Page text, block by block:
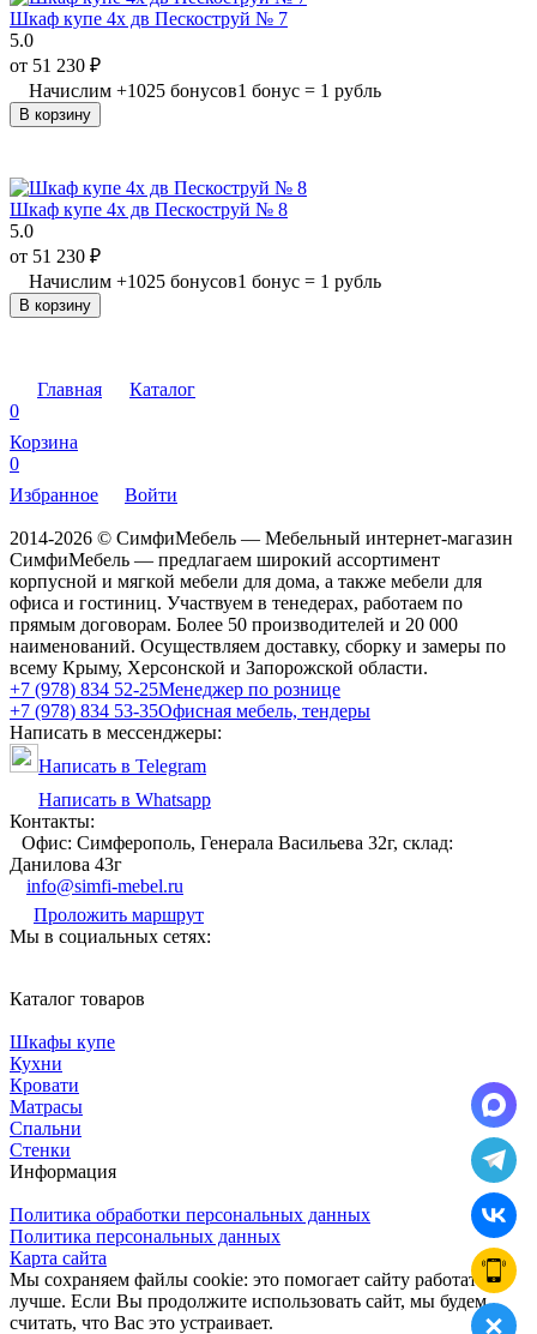
Шкаф купе 4х дв Пескоструй № 7
5.0
от 51 230 ₽
Начислим +1025 бонусов1 бонус = 1 рубль
В корзину
Шкаф купе 4х дв Пескоструй № 8
5.0
от 51 230 ₽
Начислим +1025 бонусов1 бонус = 1 рубль
В корзину
Главная
Каталог
0
Корзина
0
Избранное
Войти
2014-2026 © СимфиМебель — Мебельный интернет-магазин
СимфиМебель — предлагаем широкий ассортимент
корпусной и мягкой мебели для дома, а также мебели для
офиса и гостиниц. Участвуем в тенедерах, работаем по
прямым договорам. Более 50 производителей и 20 000
наименований. Осуществляем доставку, сборку и замеры по
всему Крыму, Херсонской и Запорожской области.
+7 (978) 834 52-25Менеджер по рознице
+7 (978) 834 53-35Офисная мебель, тендеры
Написать в мессенджеры:
Написать в Telegram
Написать в Whatsapp
Контакты:
Офис: Симферополь, Генерала Васильева 32г, склад:
Данилова 43г
info@simfi-mebel.ru
Проложить маршрут
Мы в социальных сетях:
Каталог товаров
Шкафы купе
Кухни
Кровати
Матрасы
Cпальни
Стенки
Информация
Политика обработки персональных данных
Политика персональных данных
Карта сайта
Мы сохраняем файлы cookie: это помогает сайту работать
лучше. Если Вы продолжите использовать сайт, мы будем
считать, что Вас это устраивает.